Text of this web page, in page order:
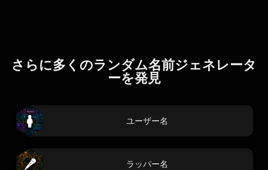
さらに多くのランダム名前ジェネレータ
ーを発見
ユーザー名
ラッパー名